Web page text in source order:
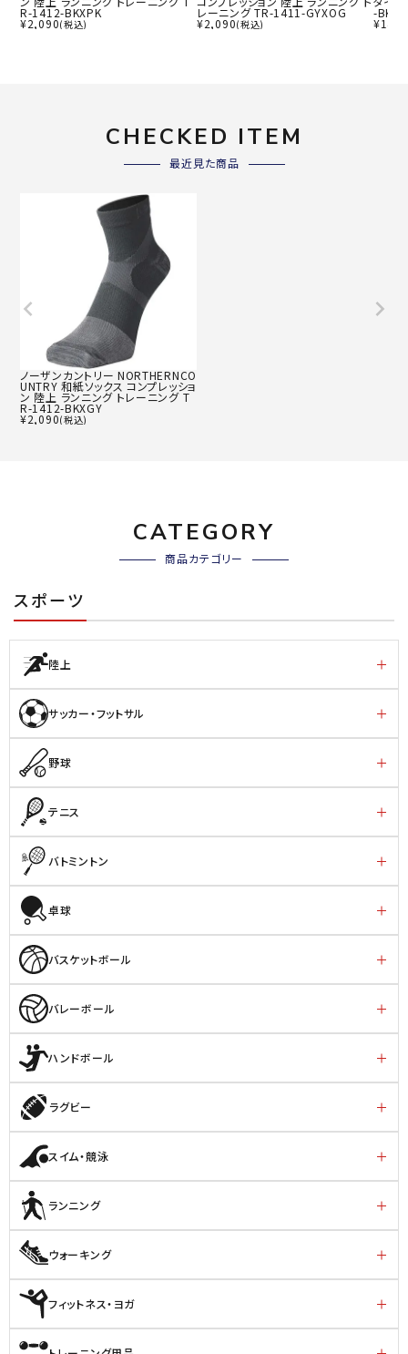
R-1412-BKXPK
¥2,090(税込)
レーニング TR-1411-GYXOG
¥2,090(税込)
-BK
¥
CHECKED ITEM
最近見た商品
ノーザンカントリー NORTHERNCO
UNTRY 和紙ソックス コンプレッショ
ン 陸上 ランニング トレーニング T
R-1412-BKXGY
¥2,090(税込)
CATEGORY
商品カテゴリー
スポーツ
陸上
サッカー・フットサル
野球
テニス
バトミントン
卓球
バスケットボール
バレーボール
ハンドボール
ラグビー
スイム・競泳
ランニング
ウォーキング
フィットネス・ヨガ